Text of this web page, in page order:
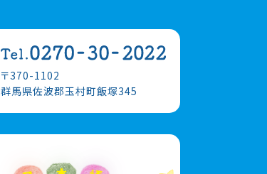
〒370-1102
群馬県佐波郡玉村町飯塚345